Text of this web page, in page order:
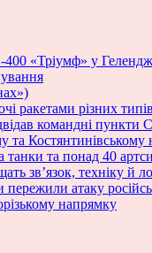
400 «Тріумф» у
ракетами різних
командні пункти
та
танки та понад 40
зв’язок, техніку й
атаку
напрямку